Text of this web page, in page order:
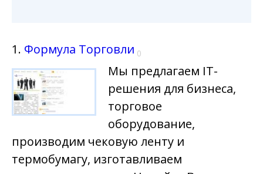
1. Формула Торговли 0
Мы предлагаем IT-
решения для бизнеса,
торговое
оборудование,
производим чековую ленту и
термобумагу, изготавливаем